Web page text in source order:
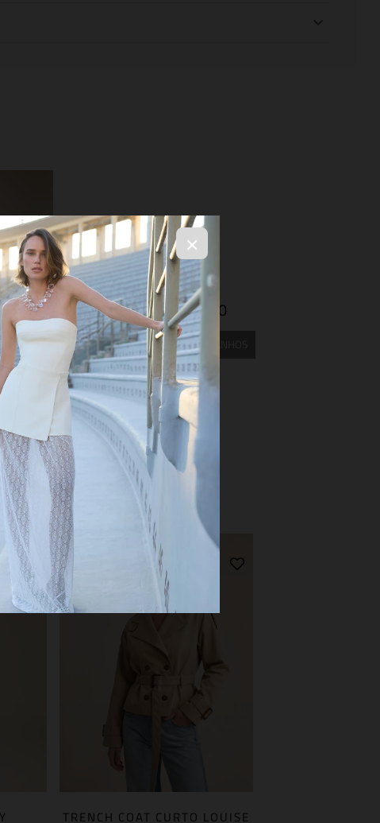
×
R$ 5.694,00
SELECIONE OS TAMANHOS
TRENCH COAT CURTO LOUISE